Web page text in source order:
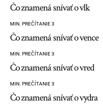
Čo znamená snívať o vlk
MIN. PREČÍTANIE 3
Čo znamená snívať o vence
MIN. PREČÍTANIE 3
Čo znamená snívať o vred
MIN. PREČÍTANIE 3
Čo znamená snívať o vydra